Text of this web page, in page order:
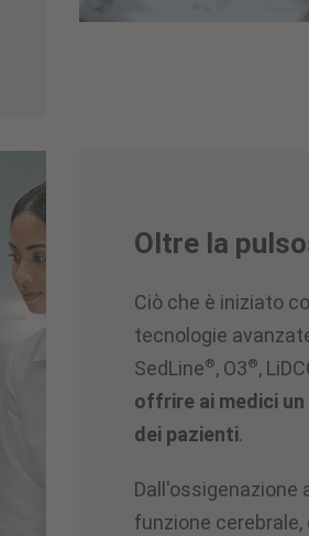
Oltre la
Ciò che è iniziato
tecnologie
SedLine®, O3®,
offrire ai medici
dei pazienti.
Dall'ossigenazione
funzione